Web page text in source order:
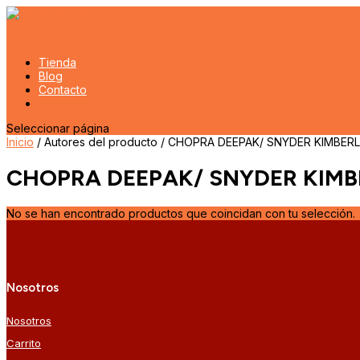
Tienda
Blog
Contacto
Seleccionar página
Inicio / Autores del producto / CHOPRA DEEPAK/ SNYDER
CHOPRA DEEPAK/ SNYDER
No se han encontrado productos que coincidan con tu selección.
Nosotros
Nosotros
Carrito